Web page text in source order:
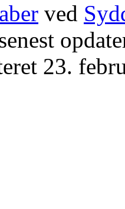
ved
23.